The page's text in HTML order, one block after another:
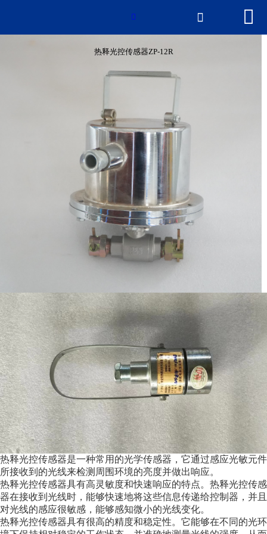
网站首页
新闻中心
荣誉资质
联系我们

热释光控传感器ZP-12R
 
热释光控传感器ZP-12R
热释光控传感器是一种常用的光学传感器，它通过感应光敏元件
所接收到的光线来检测周围环境的亮度并做出响应。
热释光控传感器具有高灵敏度和快速响应的特点。热释光控传感
器在接收到光线时，能够快速地将这些信息传递给控制器，并且
对光线的感应很敏感，能够感知微小的光线变化。
热释光控传感器具有很高的精度和稳定性。它能够在不同的光环